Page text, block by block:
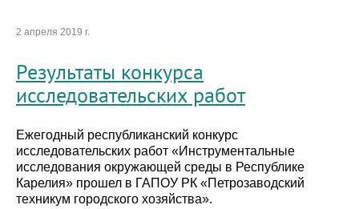
2 апреля 2019 г.
Результаты конкурса
исследовательских работ
Ежегодный республиканский конкурс
исследовательских работ «Инструментальные
исследования окружающей среды в Республике
Карелия» прошел в ГАПОУ РК «Петрозаводский
техникум городского хозяйства».